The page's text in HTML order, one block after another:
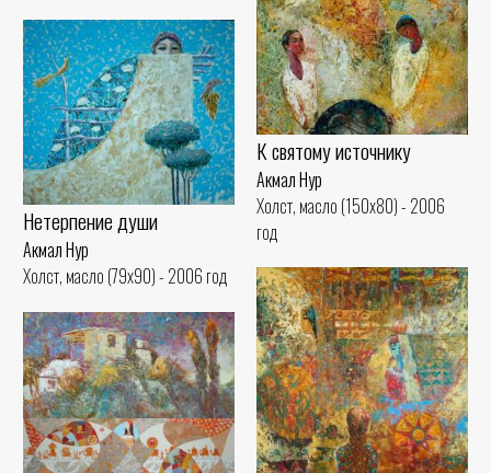
К святому источнику
Акмал Нур
Холст, масло (150x80) - 2006
год
Нетерпение души
Акмал Нур
Холст, масло (79x90) - 2006 год